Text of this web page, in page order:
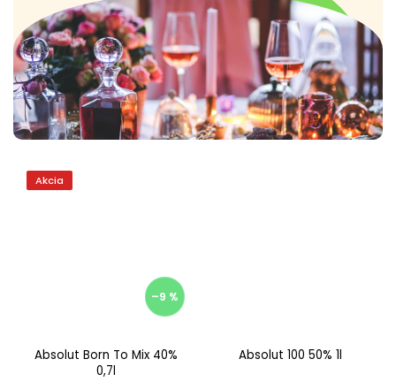
Akcia
–9 %
Absolut Born To Mix 40%
0,7l
Absolut 100 50% 1l